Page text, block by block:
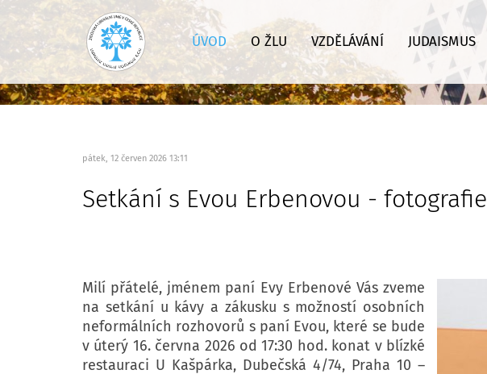
ÚVOD O ŽLU VZDĚLÁVÁNÍ JUDAISMUS
pátek, 12 červen 2026 13:11
Setkání s Evou Erbenovou - fotografie
Milí přátelé, jménem paní Evy Erbenové Vás zveme
na setkání u kávy a zákusku s možností osobních
neformálních rozhovorů s paní Evou, které se bude
v úterý 16. června 2026 od 17:30 hod. konat v blízké
restauraci U Kašpárka, Dubečská 4/74, Praha 10 –